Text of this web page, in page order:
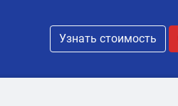
Узнать стоимость